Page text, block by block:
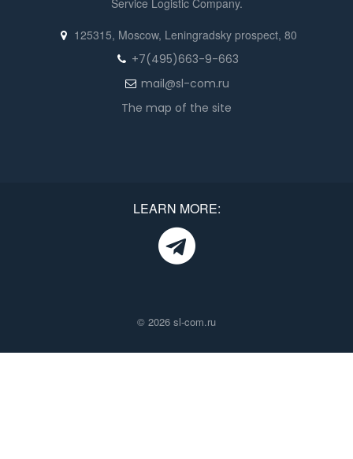
Service Logistic Company.
125315, Moscow, Leningradsky prospect, 80
+7(495)663-9-663
mail@sl-com.ru
The map of the site
LEARN MORE:
© 2026 sl-com.ru